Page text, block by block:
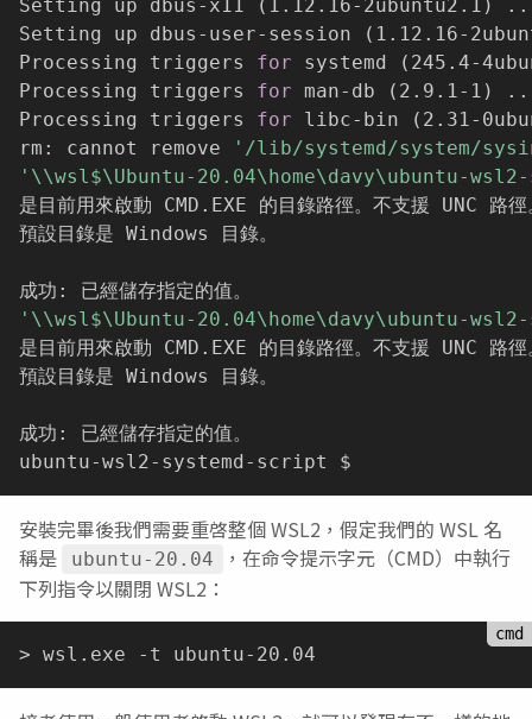
Setting up dbus-x11 ( 1.12.16-2ubuntu2.1 ) ..
Setting up dbus-user-session
( 1.12.16-
Processing triggers for systemd ( 245.4-
Processing triggers for man-db ( 2.9.1-1 ) ..
Processing triggers for libc-bin ( 2.31-
rm: cannot remove
'/lib/systemd/system/
'\\wsl$\Ubuntu-20.04\home\davy\ubuntu-
是目前用來啟動 CMD.EXE 的目錄路徑。不支援 UNC 路徑
預設目錄是 Windows 目錄。
'\\wsl$\Ubuntu-20.04\home\davy\ubuntu-
是目前用來啟動 CMD.EXE 的目錄路徑。不支援 UNC 路徑
預設目錄是 Windows 目錄。
成功: 已經儲存指定的值。
安裝完畢後我們需要重啓整個 WSL2，假定我們的 WSL 名
稱是
ubuntu-20.04
，在命令提示字元（CMD）中執行
下列指令以關閉 WSL2：